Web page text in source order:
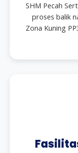
SHM Pecah
proses balik
Zona Kuning